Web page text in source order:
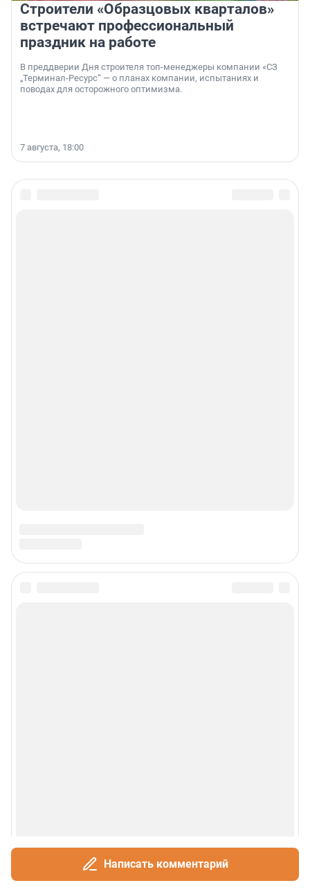
Строители «Образцовых кварталов»
встречают профессиональный
праздник на работе
В преддверии Дня строителя топ-менеджеры компании «СЗ
„Терминал-Ресурс“ — о планах компании, испытаниях и
поводах для осторожного оптимизма.
7 августа, 18:00
Написать комментарий